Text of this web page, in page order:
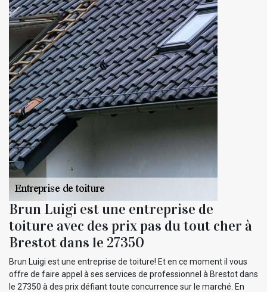
Brun Luigi est une entreprise de
toiture avec des prix pas du tout cher à
Brestot dans le 27350
Brun Luigi est une entreprise de toiture! Et en ce moment il vous
offre de faire appel à ses services de professionnel à Brestot dans
le 27350 à des prix défiant toute concurrence sur le marché. En